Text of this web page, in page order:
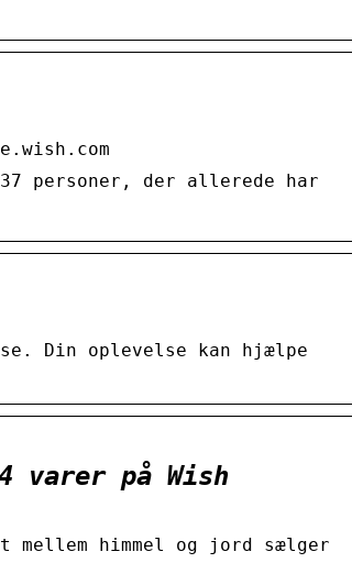
personer, der allerede har
Din oplevelse kan hjælpe
varer på Wish
mellem himmel og jord sælger